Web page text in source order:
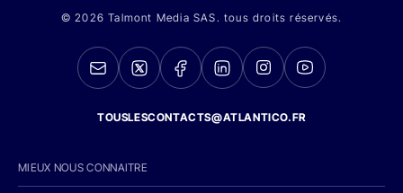
© 2026 Talmont Media SAS. tous droits réservés.
TOUSLESCONTACTS@ATLANTICO.FR
MIEUX NOUS CONNAITRE